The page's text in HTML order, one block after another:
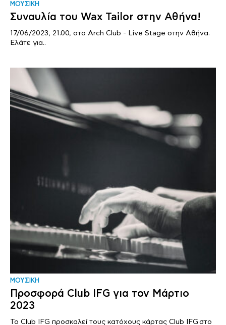
ΜΟΥΣΙΚΗ
Συναυλία του Wax Tailor στην Αθήνα!
17/06/2023, 21.00, στο Arch Club - Live Stage στην Αθήνα.
Ελάτε για..
ΜΟΥΣΙΚΗ
Προσφορά Club IFG για τον Μάρτιο
2023
Το Club IFG προσκαλεί τους κατόχους κάρτας Club IFG στο